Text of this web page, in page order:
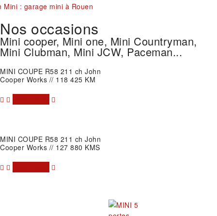
Nos occasions
Mini cooper, Mini one, Mini Countryman,
Mini Clubman, Mini JCW, Paceman...
MINI COUPE R58 211 ch John
Cooper Works // 118 425 KM
MINI COUPE R58 211 ch John
Cooper Works // 127 880 KMS